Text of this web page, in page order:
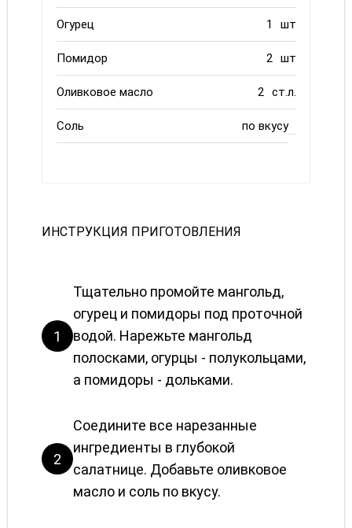
Огурец 1 шт
Помидор 2 шт
Оливковое масло 2 ст.л.
Соль по вкусу
ИНСТРУКЦИЯ ПРИГОТОВЛЕНИЯ
1
Тщательно промойте мангольд,
огурец и помидоры под проточной
водой. Нарежьте мангольд
полосками, огурцы - полукольцами,
а помидоры - дольками.
2
Соедините все нарезанные
ингредиенты в глубокой
салатнице. Добавьте оливковое
масло и соль по вкусу.